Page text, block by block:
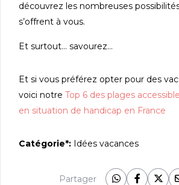
découvrez les nombreuses
s’offrent à vous.
Et surtout… savourez…
Et si vous préférez opter pour des
voici notreTop 6 des plages
en situation de handicap en France
Catégorie*: Idées vacances
Partager